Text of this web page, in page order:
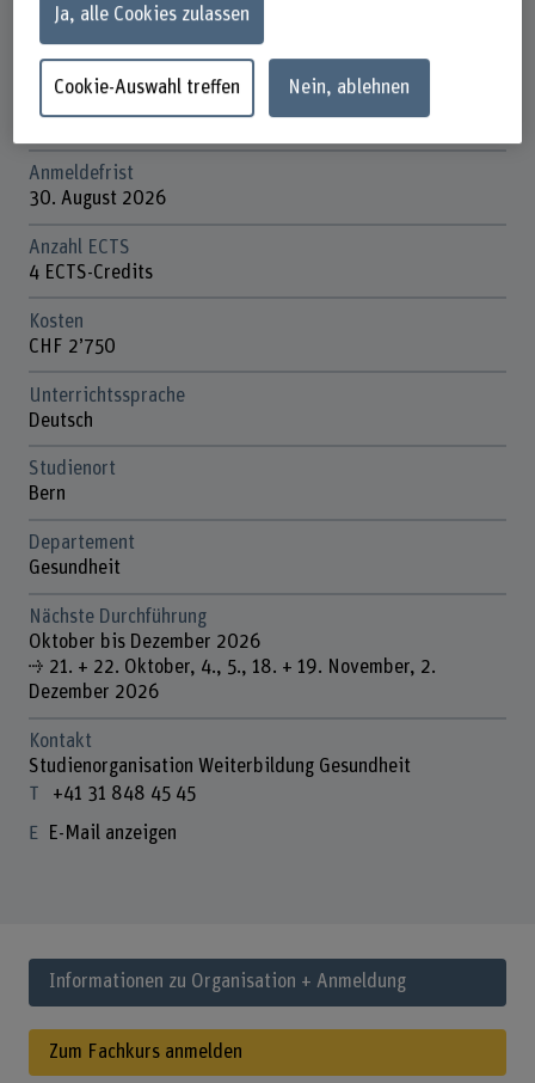
Dauer
7 Kurstage
Unterrichtstage
Anmeldefrist
30. August 2026
Anzahl ECTS
4 ECTS-Credits
Kosten
CHF 2’750
Unterrichtssprache
Deutsch
Studienort
Bern
Departement
Gesundheit
Nächste Durchführung
Oktober bis Dezember 2026
⇢ 21. + 22. Oktober, 4., 5., 18. + 19. November, 2.
Dezember 2026
Kontakt
Studienorganisation Weiterbildung Gesundheit
+41 31 848 45 45
E-Mail anzeigen
Informationen zu Organisation + Anmeldung
Zum Fachkurs anmelden
Ja, alle Cookies zulassen
Cookie-Auswahl treffen Nein, ablehnen